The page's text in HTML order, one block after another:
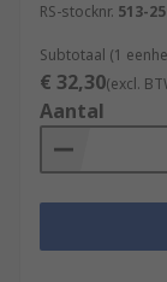
RS-stocknr. 513-
Subtotaal (1
€ 32,30(excl.
Aantal